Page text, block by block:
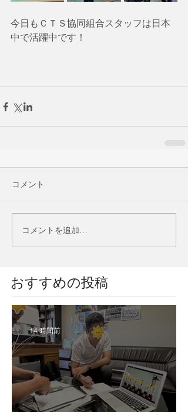
今日もＣＴＳ協同組合スタッフは日本
中で活躍中です！
コメント
コメントを追加…
​おすすめの投稿
14 時間前